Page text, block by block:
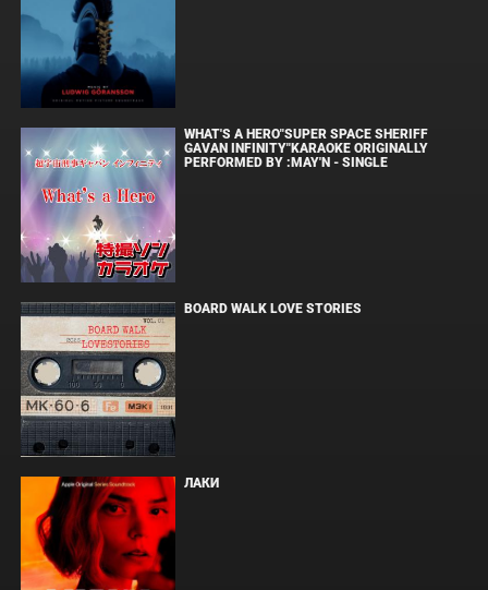
WHAT'S A HERO"SUPER SPACE SHERIFF
GAVAN INFINITY"KARAOKE ORIGINALLY
PERFORMED BY :MAY'N - SINGLE
BOARD WALK LOVE STORIES
ЛАКИ